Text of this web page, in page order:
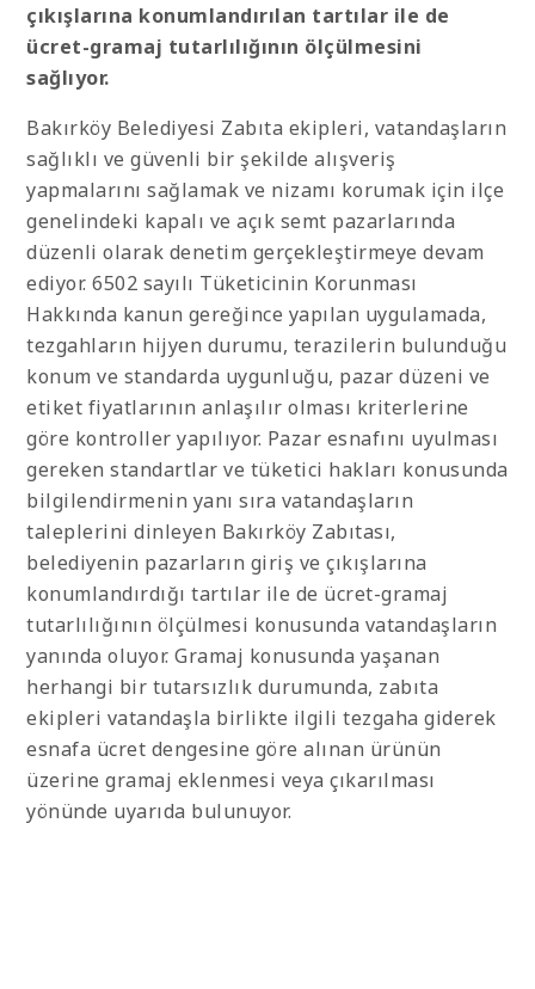
çıkışlarına konumlandırılan tartılar ile de
ücret-gramaj tutarlılığının ölçülmesini
sağlıyor.
Bakırköy Belediyesi Zabıta ekipleri, vatandaşların
sağlıklı ve güvenli bir şekilde alışveriş
yapmalarını sağlamak ve nizamı korumak için ilçe
genelindeki kapalı ve açık semt pazarlarında
düzenli olarak denetim gerçekleştirmeye devam
ediyor. 6502 sayılı Tüketicinin Korunması
Hakkında kanun gereğince yapılan uygulamada,
tezgahların hijyen durumu, terazilerin bulunduğu
konum ve standarda uygunluğu, pazar düzeni ve
etiket fiyatlarının anlaşılır olması kriterlerine
göre kontroller yapılıyor. Pazar esnafını uyulması
gereken standartlar ve tüketici hakları konusunda
bilgilendirmenin yanı sıra vatandaşların
taleplerini dinleyen Bakırköy Zabıtası,
belediyenin pazarların giriş ve çıkışlarına
konumlandırdığı tartılar ile de ücret-gramaj
tutarlılığının ölçülmesi konusunda vatandaşların
yanında oluyor. Gramaj konusunda yaşanan
herhangi bir tutarsızlık durumunda, zabıta
ekipleri vatandaşla birlikte ilgili tezgaha giderek
esnafa ücret dengesine göre alınan ürünün
üzerine gramaj eklenmesi veya çıkarılması
yönünde uyarıda bulunuyor.